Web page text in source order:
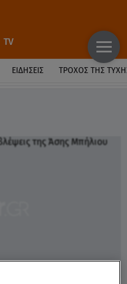
ΕΙΔΉΣΕΙΣ ΤΡΟΧΌΣ ΤΗΣ